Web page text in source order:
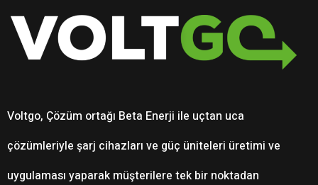
Voltgo, Çözüm ortağı Beta Enerji ile uçtan uca
çözümleriyle şarj cihazları ve güç üniteleri üretimi ve
uygulaması yaparak müşterilere tek bir noktadan